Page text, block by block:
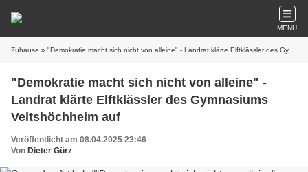
MENU
Zuhause » "Demokratie macht sich nicht von alleine" - Landrat klärte Elftklässler des Gymnasiums Veitshöchheim auf
"Demokratie macht sich nicht von alleine" -
Landrat klärte Elftklässler des Gymnasiums
Veitshöchheim auf
Veröffentlicht am 08.04.2025 23:46
Von Dieter Gürz